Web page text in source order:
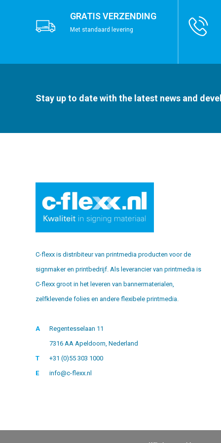
GRATIS VERZENDING
Met standaard levering
Stay up to date with the latest news and
C-flexx is distribiteur van printmedia producten voor de
signmaker en printbedrijf. Als leverancier van printmedia is
C-flexx groot in het leveren van bannermaterialen,
zelfklevende folies en andere flexibele printmedia.
A
Regentesselaan 11
7316 AA Apeldoorn, Nederland
T
+31 (0)55 303 1000
E
info@c-flexx.nl